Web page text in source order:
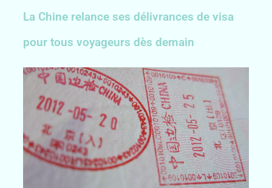
La Chine relance ses délivrances de visa
pour tous voyageurs dès demain